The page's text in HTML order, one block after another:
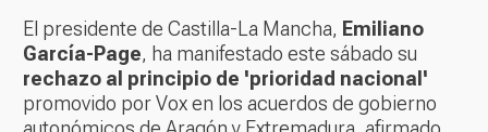
El presidente de Castilla-La Mancha, Emiliano
García-Page, ha manifestado este sábado su
rechazo al principio de 'prioridad nacional'
promovido por Vox en los acuerdos de gobierno